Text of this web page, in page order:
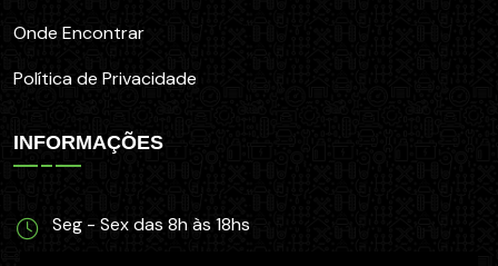
Onde Encontrar
Política de Privacidade
INFORMAÇÕES
Seg - Sex das 8h às 18hs